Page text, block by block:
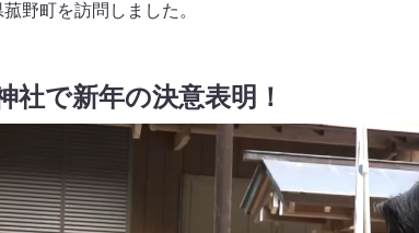
野町を訪問しました。
社で新年の決意表明！